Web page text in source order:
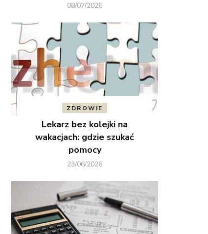
08/07/2026
ZDROWIE
Lekarz bez kolejki na
wakacjach: gdzie szukać
pomocy
23/06/2026